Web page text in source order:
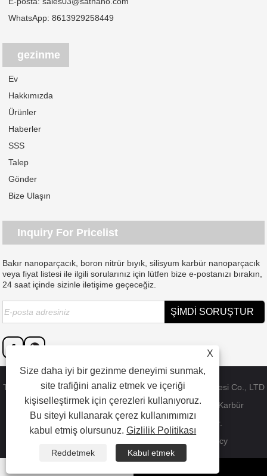
WhatsApp:8613929258449
gezinme
Ev
Hakkımızda
Ürünler
Haberler
SSS
Talep
Gönder
Bize Ulaşın
Inquiry For Pricelist
Bakır nanoparçacık, boron nitrür bıyık, silisyum karbür nanoparçacık
veya fiyat listesi ile ilgili sorularınız için lütfen bize e-postanızı bırakın,
24 saat içinde sizinle iletişime geçeceğiz.
Telif Hakkı © 2023 Dongguan SAT nano teknoloji malzemesi Co., LTD
- Çin Bakır Nanoparçacık, Bor Nitrür Bıyık, Silisyum Karbür
Nanoparçacık Fabrikası - Tüm Hakları Saklıdır.
Privacy Policy
X
Size daha iyi bir gezinme deneyimi sunmak,
site trafiğini analiz etmek ve içeriği
kişiselleştirmek için çerezleri kullanıyoruz.
Bu siteyi kullanarak çerez kullanımımızı
kabul etmiş olursunuz.Gizlilik Politikası
Reddetmek Kabul etmek